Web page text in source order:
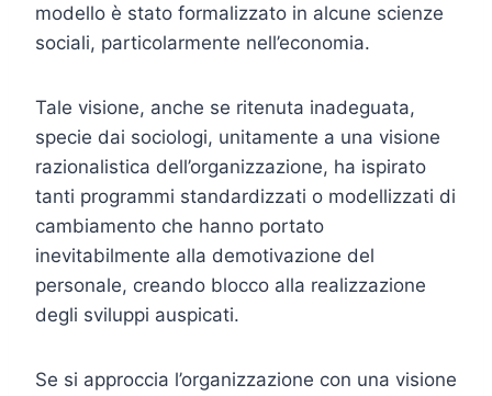
modello è stato formalizzato in alcune scienze
sociali, particolarmente nell’economia.
Tale visione, anche se ritenuta inadeguata,
specie dai sociologi, unitamente a una visione
razionalistica dell’organizzazione, ha ispirato
tanti programmi standardizzati o modellizzati di
cambiamento che hanno portato
inevitabilmente alla demotivazione del
personale, creando blocco alla realizzazione
degli sviluppi auspicati.
Se si approccia l’organizzazione con una visione